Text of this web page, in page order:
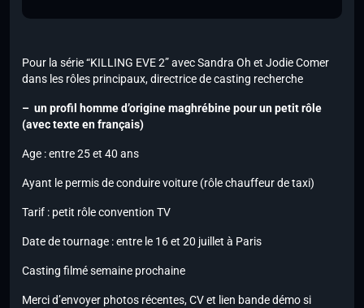
Pour la série “KILLING EVE 2” avec Sandra Oh et Jodie Comer
dans les rôles principaux, directrice de casting recherche
– un profil homme d’origine maghrébine pour un petit rôle
(avec texte en français)
Age : entre 25 et 40 ans
Ayant le permis de conduire voiture (rôle chauffeur de taxi)
Tarif : petit rôle convention TV
Date de tournage : entre le 16 et 20 juillet à Paris
Casting filmé semaine prochaine
Merci d’envoyer photos récentes, CV et lien bande démo si